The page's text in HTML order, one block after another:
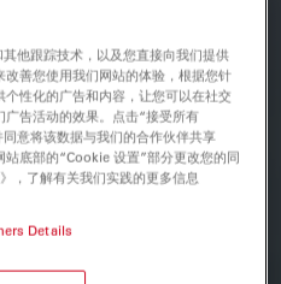
他跟踪技术，以及您直接向我们提供
善您使用我们网站的体验，根据您针
性化的广告和内容，让您可以在社交
告活动的效果。点击“接受所有
意将该数据与我们的合作伙伴共享
站底部的“Cookie 设置”部分更改您的同
，了解有关我们实践的更多信息
Details